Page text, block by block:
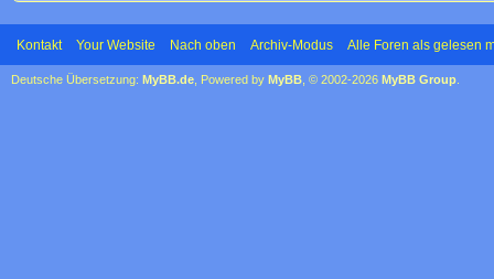
Kontakt Your Website Nach oben Archiv-Modus Alle Foren als gelesen
Deutsche Übersetzung: MyBB.de , Powered by MyBB , © 2002-2026 MyBB Group